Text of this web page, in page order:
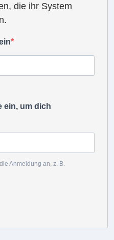
die ihr System
ein, um dich
Anmeldung an, z. B.